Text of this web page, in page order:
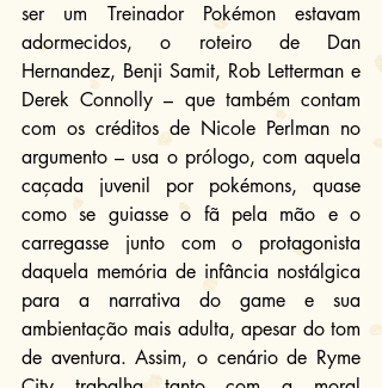
ser um Treinador Pokémon estavam
adormecidos, o roteiro de Dan
Hernandez, Benji Samit, Rob Letterman e
Derek Connolly – que também contam
com os créditos de Nicole Perlman no
argumento – usa o prólogo, com aquela
caçada juvenil por pokémons, quase
como se guiasse o fã pela mão e o
carregasse junto com o protagonista
daquela memória de infância nostálgica
para a narrativa do game e sua
ambientação mais adulta, apesar do tom
de aventura. Assim, o cenário de Ryme